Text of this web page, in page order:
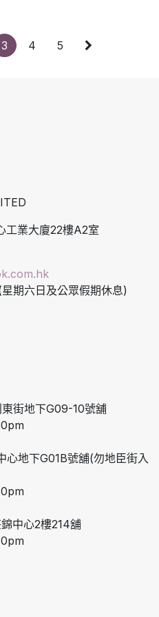
3 4 5
工業大廈22樓A2室
期六日及公眾假期休息)
街地下G09-10號舖
心地下G01B號舖(勿地臣街入
中心2樓214舖